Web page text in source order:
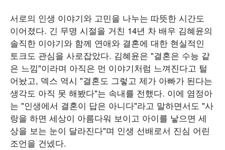
서로의 인생 이야기와 고민을 나누는 따뜻한 시간도
이어졌다. 긴 무명 시절을 거친 14년 차 배우 김혜윤의
솔직한 이야기와 함께 연애와 결혼에 대한 현실적인
토크도 관심을 사로잡았다. 김혜윤은 "결혼은 수능 같
은 느낌"이라며 아직은 먼 이야기처럼 느껴진다고 털
어놨고, 덱스 역시 "결혼도 그렇고 제가 아빠가 된다는
생각도 아직 못 해봤다"는 속내를 전했다. 이에 염정아
는 "인생에서 결혼이 답은 아니다"라고 말하면서도 "사
랑을 하면 세상이 아름다워 보이고 아이를 낳으면 세
상을 보는 눈이 달라진다"며 인생 선배로서 진심 어린
조언을 건넸다.